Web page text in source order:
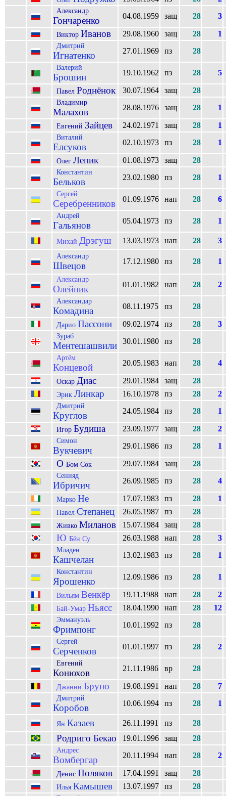
Александр
Гончаренко 04.08.1959 защ 28 3
Виктор Иванов 29.08.1960 защ 28 1
Дмитрий
Игнатенко 27.01.1969 пз 28
Валерий
Брошин 19.10.1962 пз 28 5
Павел Роднёнок 30.07.1964 защ 28
Владимир
Малахов 28.08.1976 защ 28 1
Евгений Зайцев 24.02.1971 защ 28 1
Виталий
Елсуков 02.10.1973 пз 28 1
Олег Лепик 01.08.1973 защ 28
Константин
Бельков 23.02.1980 пз 28 1
Сергей
Серебренников 01.09.1976 нап 28 6
Андрей
Гальянов 05.04.1973 пз 28 1
Михай Дрэгуш 13.03.1973 нап 28 3
Александр
Швецов 17.12.1980 пз 28 1
Александр
Олейник 01.01.1982 нап 28 2
Александар
Комадина 08.11.1975 пз 28
Дарио Пассони 09.02.1974 пз 28 3
Зураб
Ментешашвили 30.01.1980 пз 28
Артём
Концевой 20.05.1983 нап 28 4
Оскар Диас 29.01.1984 защ 28
Эрик Линкар 16.10.1978 пз 28 2
Дмитрий
Круглов 24.05.1984 пз 28 1
Игор Будиша 23.09.1977 защ 28 2
Симон
Вукчевич 29.01.1986 пз 28 1
О Бом Сок 29.07.1984 защ 28
Сенияд
Ибричич 26.09.1985 пз 28 4
Марко Не 17.07.1983 пз 28 1
Павел Степанец 26.05.1987 пз 28
Живко Миланов 15.07.1984 защ 28
Ю Бён Су 26.03.1988 нап 28 3
Младен
Кашчелан 13.02.1983 пз 28 1
Константин
Ярошенко 12.09.1986 пз 28 1
Вильям Венкёр 19.11.1988 нап 28 2
Бай-Умар Ньясс 18.04.1990 нап 28 12
Эммануэль
Фримпонг 10.01.1992 пз 28
Сергей
Серченков 01.01.1997 пз 28 2
Евгений
Конюхов 21.11.1986 вр 28
Джанни Бруно 19.08.1991 нап 28 7
Дмитрий
Коробов 10.06.1994 пз 28 1
Ян Казаев 26.11.1991 пз 28
Родриго Бекао 19.01.1996 защ 28
Андрес
Вомбергар 20.11.1994 нап 28 2
Денис Поляков 17.04.1991 защ 28
Илья Камышев 13.07.1997 пз 28